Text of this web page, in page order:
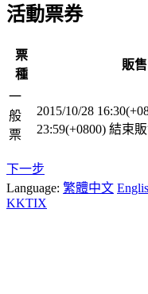
活動票券
票
種
販
一
般
票
2015/10/28
23:59(+0800) 結束
下一步
Language: 繁體中文
KKTIX